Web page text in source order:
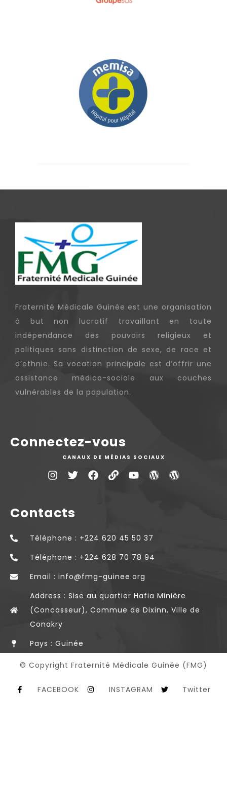
Fraternité Médicale Guinée est une organisation
à but non lucratif travaillant en toute
indépendance des pouvoirs religieux et
politiques sans distinction de sexe, de race et
d’ethnie. Sa vocation principale est d’offrir une
assistance médico-sociale aux couches
vulnérables de la population.
Connectez-vous
CANAUX DE MÉDIAS SOCIAUX
Contacts
Téléphone : +224 620 45 50 37
Téléphone : +224 628 70 78 94
Email : info@fmg-guinee.org
Address : Sise au quartier Hafia Minière
(Concasseur), Commue de Dixinn, Ville de
Conakry
Pays : Guinée
© Copyright Fraternité Médicale Guinée (FMG)
FACEBOOK INSTAGRAM Twitter